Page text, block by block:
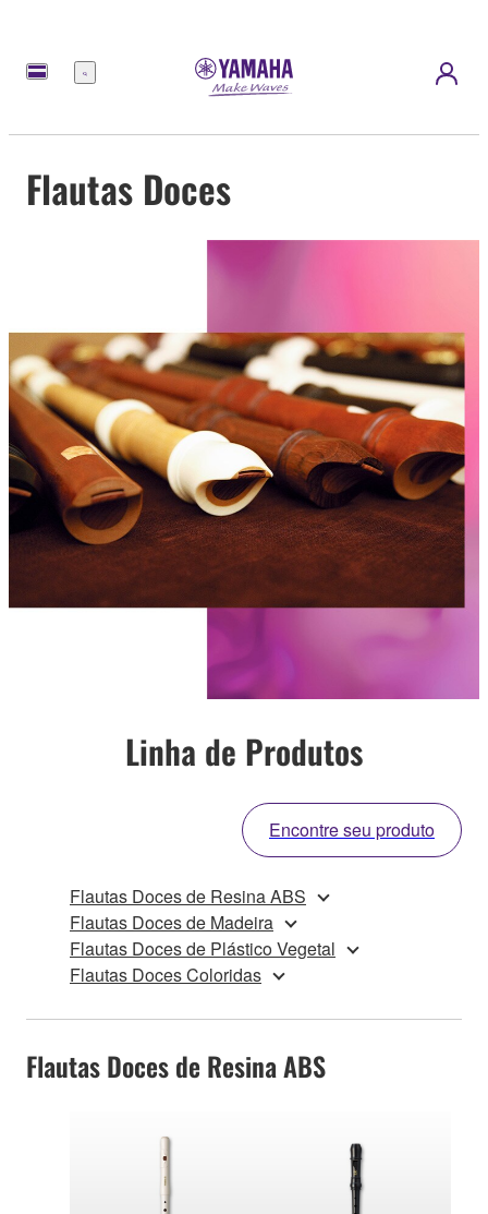
Menu
Flautas Doces
Linha de Produtos
Encontre seu produto
Flautas Doces de Resina ABS
Flautas Doces de Madeira
Flautas Doces de Plástico Vegetal
Flautas Doces Coloridas
Flautas Doces de Resina ABS